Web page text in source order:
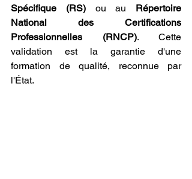
Spécifique (RS) ou au Répertoire
National des Certifications
Professionnelles (RNCP). Cette
validation est la garantie d'une
formation de qualité, reconnue par
l'État.